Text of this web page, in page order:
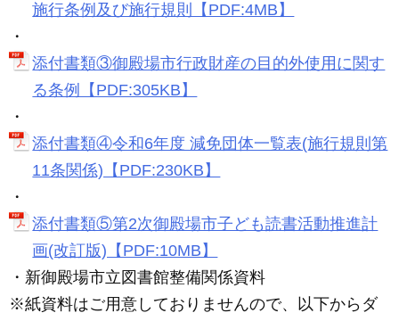
施行条例及び施行規則【PDF:4MB】
・
添付書類③御殿場市行政財産の目的外使用に関す
る条例【PDF:305KB】
・
添付書類④令和6年度 減免団体一覧表(施行規則第
11条関係)【PDF:230KB】
・
添付書類⑤第2次御殿場市子ども読書活動推進計
画(改訂版)【PDF:10MB】
・新御殿場市立図書館整備関係資料
※紙資料はご用意しておりませんので、以下からダ